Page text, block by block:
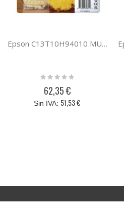
Epson C13T10H94010 MULTIPACK 4-COLOURS 604 XL BLACK
Rating:
62,35 €
51,53 €